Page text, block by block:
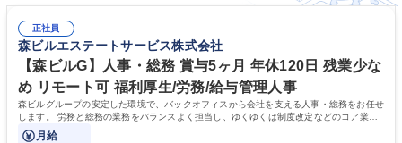
正社員
森ビルエステートサービス株式会社
【森ビルG】人事・総務 賞与5ヶ月 年休120日 残業少な
め リモート可 福利厚生/労務/給与管理人事
森ビルグループの安定した環境で、バックオフィスから会社を支える人事・総務をお任せ
します。 労務と総務の業務をバランスよく担当し、ゆくゆくは制度改定などのコア業務
にも挑戦できる、やりがいある環境です。
月給